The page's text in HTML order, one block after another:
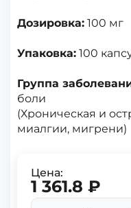
Дозировка: 100 мг
Упаковка: 100
Группа
боли
(Хроническая и
миалгии, мигрени)
Цена:
1 361.8 ₽